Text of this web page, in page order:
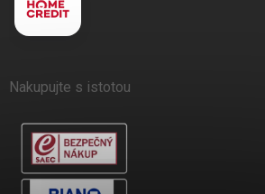
Nakupujte s istotou